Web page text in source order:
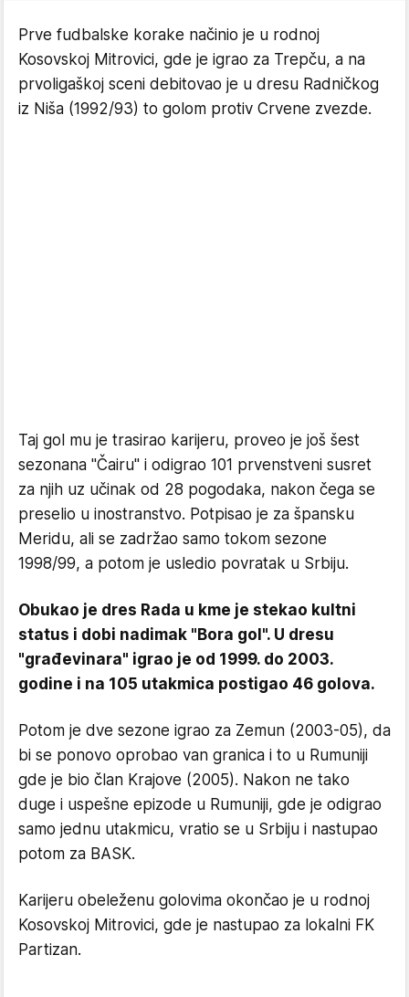
Prve fudbalske korake načinio je u rodnoj
Kosovskoj Mitrovici, gde je igrao za Trepču, a na
prvoligaškoj sceni debitovao je u dresu Radničkog
iz Niša (1992/93) to golom protiv Crvene zvezde.
Taj gol mu je trasirao karijeru, proveo je još šest
sezonana "Čairu" i odigrao 101 prvenstveni susret
za njih uz učinak od 28 pogodaka, nakon čega se
preselio u inostranstvo. Potpisao je za špansku
Meridu, ali se zadržao samo tokom sezone
1998/99, a potom je usledio povratak u Srbiju.
Obukao je dres Rada u kme je stekao kultni
status i dobi nadimak "Bora gol". U dresu
"građevinara" igrao je od 1999. do 2003.
godine i na 105 utakmica postigao 46 golova.
Potom je dve sezone igrao za Zemun (2003-05), da
bi se ponovo oprobao van granica i to u Rumuniji
gde je bio član Krajove (2005). Nakon ne tako
duge i uspešne epizode u Rumuniji, gde je odigrao
samo jednu utakmicu, vratio se u Srbiju i nastupao
potom za BASK.
Karijeru obeleženu golovima okončao je u rodnoj
Kosovskoj Mitrovici, gde je nastupao za lokalni FK
Partizan.